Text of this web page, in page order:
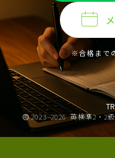
※合格まで
2023–2026 英検準2・2